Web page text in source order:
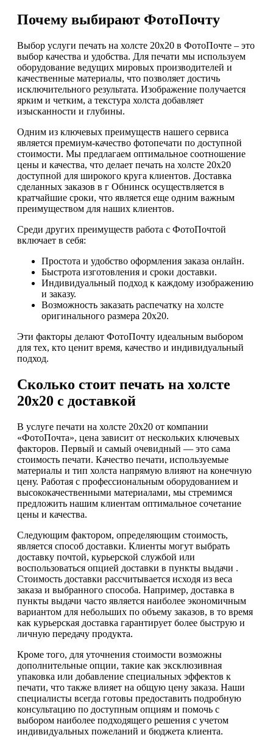
Почему выбирают ФотоПочту
Выбор услуги печать на холсте 20х20 в ФотоПочте – это
выбор качества и удобства. Для печати мы используем
оборудование ведущих мировых производителей и
качественные материалы, что позволяет достичь
исключительного результата. Изображение получается
ярким и четким, а текстура холста добавляет
изысканности и глубины.
Одним из ключевых преимуществ нашего сервиса
является премиум-качество фотопечати по доступной
стоимости. Мы предлагаем оптимальное соотношение
цены и качества, что делает печать на холсте 20х20
доступной для широкого круга клиентов. Доставка
сделанных заказов в г Обнинск осуществляется в
кратчайшие сроки, что является еще одним важным
преимуществом для наших клиентов.
Среди других преимуществ работа с ФотоПочтой
включает в себя:
Простота и удобство оформления заказа онлайн.
Быстрота изготовления и сроки доставки.
Индивидуальный подход к каждому изображению
и заказу.
Возможность заказать распечатку на холсте
оригинального размера 20х20.
Эти факторы делают ФотоПочту идеальным выбором
для тех, кто ценит время, качество и индивидуальный
подход.
Сколько стоит печать на холсте
20х20 с доставкой
В услуге печати на холсте 20х20 от компании
«ФотоПочта», цена зависит от нескольких ключевых
факторов. Первый и самый очевидный — это сама
стоимость печати. Качество печати, используемые
материалы и тип холста напрямую влияют на конечную
цену. Работая с профессиональным оборудованием и
высококачественными материалами, мы стремимся
предложить нашим клиентам оптимальное сочетание
цены и качества.
Следующим фактором, определяющим стоимость,
является способ доставки. Клиенты могут выбрать
доставку почтой, курьерской службой или
воспользоваться опцией доставки в пункты выдачи .
Стоимость доставки рассчитывается исходя из веса
заказа и выбранного способа. Например, доставка в
пункты выдачи часто является наиболее экономичным
вариантом для небольших по объему заказов, в то время
как курьерская доставка гарантирует более быструю и
личную передачу продукта.
Кроме того, для уточнения стоимости возможны
дополнительные опции, такие как эксклюзивная
упаковка или добавление специальных эффектов к
печати, что также влияет на общую цену заказа. Наши
специалисты всегда готовы предоставить подробную
консультацию по доступным опциям и помочь с
выбором наиболее подходящего решения с учетом
индивидуальных пожеланий и бюджета клиента.